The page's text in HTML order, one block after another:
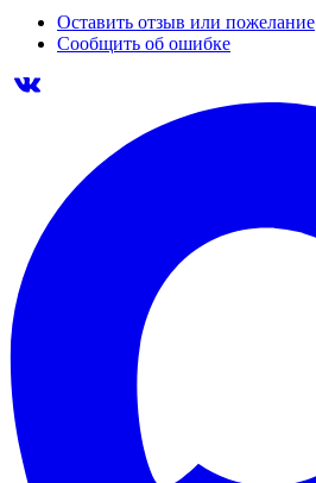
Оставить отзыв или пожелание
Сообщить об ошибке